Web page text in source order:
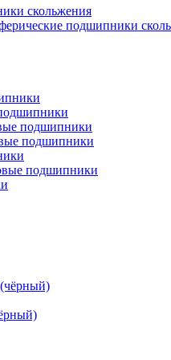
скольжения
подшипники
подшипники
подшипники
подшипники